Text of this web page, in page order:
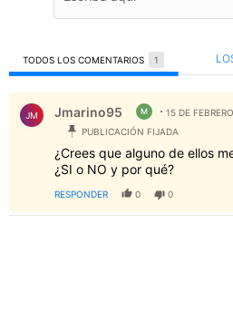
TODOS LOS COMENTARIOS 1
Todos los comentarios
Comentario de Jmarino95.
JM Jmarino95 M
15 DE
PUBLICACIÓN FIJADA
¿Crees que alguno de ellos
¿SI o NO y por qué?
RESPONDER 0 0